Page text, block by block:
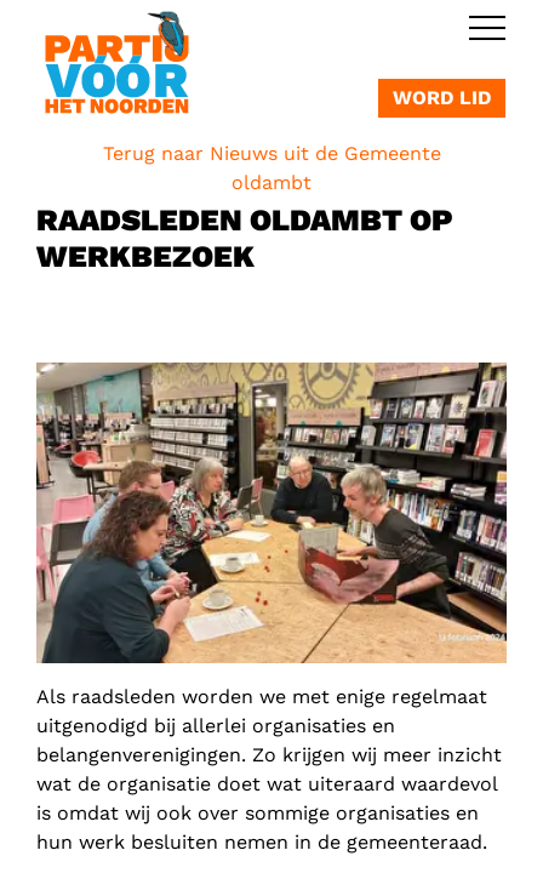
WORD LID
Terug naar Nieuws uit de Gemeente
oldambt
RAADSLEDEN OLDAMBT OP
WERKBEZOEK
Als raadsleden worden we met enige regelmaat
uitgenodigd bij allerlei organisaties en
belangenverenigingen. Zo krijgen wij meer inzicht
wat de organisatie doet wat uiteraard waardevol
is omdat wij ook over sommige organisaties en
hun werk besluiten nemen in de gemeenteraad.